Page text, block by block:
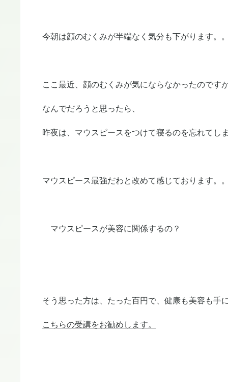
今朝は顔のむくみが半端なく気分も下がります。。
ここ最近、顔のむくみが気にならなかったのですが
なんでだろうと思ったら、
昨夜は、マウスピースをつけて寝るのを忘れてし
マウスピース最強だわと改めて感じております。。
マウスピースが美容に関係するの？
そう思った方は、たった百円で、健康も美容も手
こちらの受講をお勧めします。